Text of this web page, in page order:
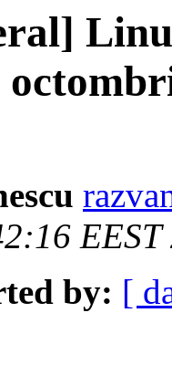
EEST
by: [